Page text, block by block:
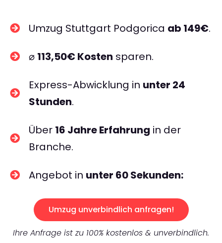
Umzug Stuttgart Podgorica ab 149€.
⌀ 113,50€ Kosten sparen.
Express-Abwicklung in unter 24
Stunden.
Über 16 Jahre Erfahrung in der
Branche.
Angebot in unter 60 Sekunden:
Umzug unverbindlich anfragen!
Ihre Anfrage ist zu 100% kostenlos & unverbindlich.